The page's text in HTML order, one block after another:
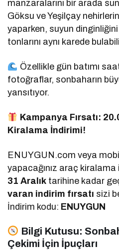
manzaralarını bir arada
Göksu ve Yeşilçay
yaparken, suyun dinginliğini
tonlarını aynı karede
Özellikle gün batımı
fotoğraflar, sonbaharın
yansıtıyor.
Kampanya Fırsatı:
Kiralama İndirimi!
ENUYGUN.com veya
yapacağınız araç kiralama
31 Aralık tarihine kadar
varan indirim fırsatı sizi
İndirim kodu: ENUYGUN
Bilgi Kutusu:
Çekimi İçin İpuçları